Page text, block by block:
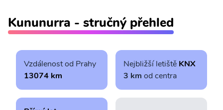
Kununurra - stručný přehled
Vzdálenost od Prahy
13074 km
Nejbližší letiště KNX
3 km od centra